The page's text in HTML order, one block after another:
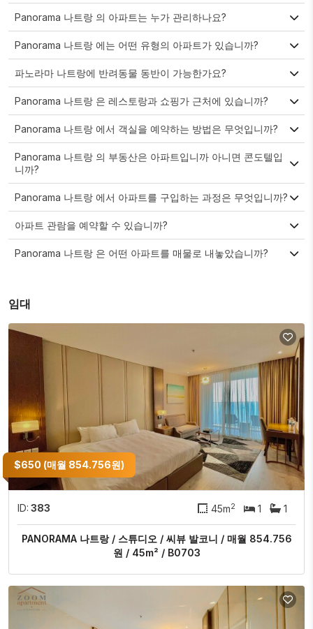
Panorama 나트랑 의 아파트는 누가 관리하나요?
Panorama 나트랑 에는 어떤 유형의 아파트가 있습니까?
파노라마 나트랑에 반려동물 동반이 가능한가요?
Panorama 나트랑 은 레스토랑과 쇼핑가 근처에 있습니까?
Panorama 나트랑 에서 객실을 예약하는 방법은 무엇입니까?
Panorama 나트랑 의 부동산은 아파트입니까 아니면 콘도텔입
니까?
Panorama 나트랑 에서 아파트를 구입하는 과정은 무엇입니까?
아파트 관람을 예약할 수 있습니까?
Panorama 나트랑 은 어떤 아파트를 매물로 내놓았습니까?
임대
$650 (매월 854.756원)
ID: 383 45m2 1 1
PANORAMA 나트랑 / 스튜디오 / 씨뷰 발코니 / 매월 854.756
원 / 45m² / B0703